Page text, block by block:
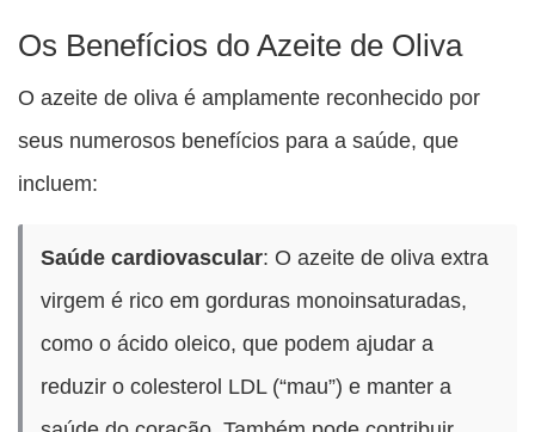
Os Benefícios do Azeite de Oliva
O azeite de oliva é amplamente reconhecido por
seus numerosos benefícios para a saúde, que
incluem:
Saúde cardiovascular: O azeite de oliva extra
virgem é rico em gorduras monoinsaturadas,
como o ácido oleico, que podem ajudar a
reduzir o colesterol LDL (“mau”) e manter a